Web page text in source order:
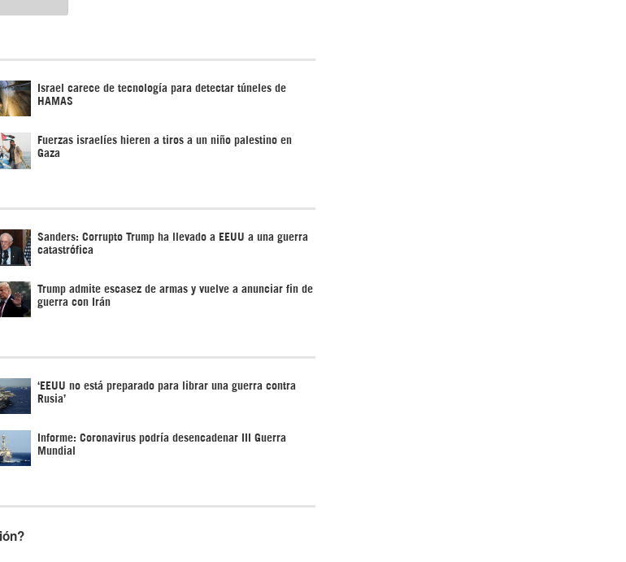
Israel carece de tecnología para detectar túneles de
HAMAS
Fuerzas israelíes hieren a tiros a un niño palestino en
Gaza
Sanders: Corrupto Trump ha llevado a EEUU a una guerra
catastrófica
Trump admite escasez de armas y vuelve a anunciar fin de
guerra con Irán
‘EEUU no está preparado para librar una guerra contra
Rusia’
Informe: Coronavirus podría desencadenar III Guerra
Mundial